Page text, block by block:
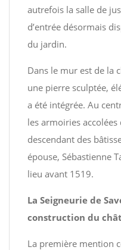
autrefois la salle de
d’entrée désormais
du jardin.
Dans le mur est de la
une pierre sculptée,
a été intégrée. Au
les armoiries accolées
descendant des
épouse, Sébastienne
lieu avant 1519.
La Seigneurie de
construction du
La première mention